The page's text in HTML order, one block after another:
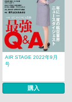
AIR STAGE 2022年9月
号
購入